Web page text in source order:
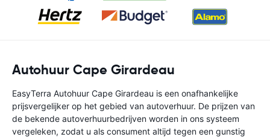
Autohuur Cape Girardeau
EasyTerra Autohuur Cape Girardeau is een onafhankelijke
prijsvergelijker op het gebied van autoverhuur. De prijzen van
de bekende autoverhuurbedrijven worden in ons systeem
vergeleken, zodat u als consument altijd tegen een gunstig